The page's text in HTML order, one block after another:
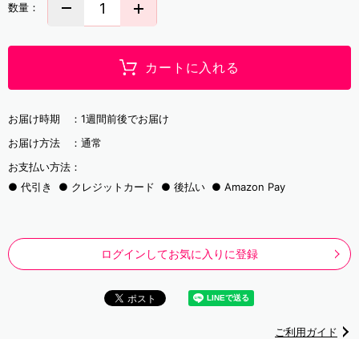
数量：
カートに入れる
お届け時期 ： 1週間前後でお届け
お届け方法 ： 通常
お支払い方法：
代引き
クレジットカード 後払い Amazon Pay
ログインしてお気に入りに登録
ご利用ガイド